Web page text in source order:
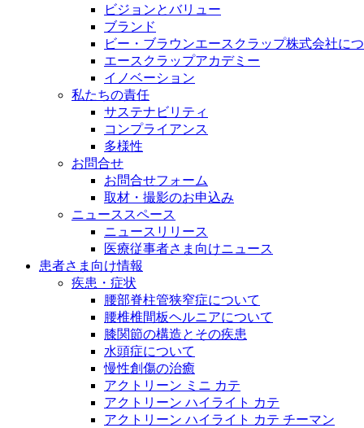
製品ポートフォリオ​
こちらの製品ポートフォリオからも、製品をお探しい
膝関節の構造とその疾患
身体の中で最も大きい関節である膝関節。日常の生活
エースクラップアカデミー
医療に携わるあらゆる方々に、学びと情報共有の場を
ビジョンとバリュー
ブランド
ビー・ブラウンエースクラップ株式会社に
エースクラップアカデミー
イノベーション
私たちの責任
サステナビリティ
コンプライアンス
多様性
お問合せ
お問合せフォーム
取材・撮影のお申込み
ニューススペース
ニュースリリース
医療従事者さま向けニュース
患者さま向け情報
疾患・症状
腰部脊柱管狭窄症について
腰椎椎間板ヘルニアについて
膝関節の構造とその疾患
水頭症について
慢性創傷の治癒
アクトリーン ミニ カテ
アクトリーン ハイライト カテ
アクトリーン ハイライト カテ チーマン